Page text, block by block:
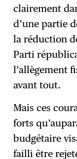
clairement
d’une partie
la réduction
Parti
l’allègement
avant tout.
Mais ces
forts
budgétaire
failli être